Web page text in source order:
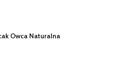
Owca Naturalna